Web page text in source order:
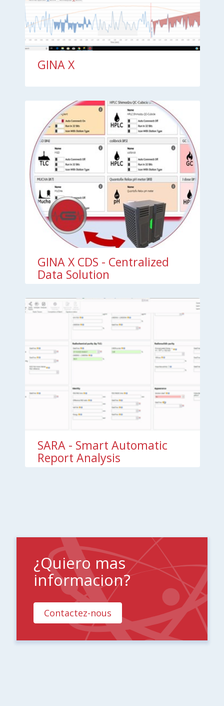
GINA X
GINA X CDS - Centralized
Data Solution
SARA - Smart Automatic
Report Analysis
¿Quiero mas
informacion?
Contactez-nous